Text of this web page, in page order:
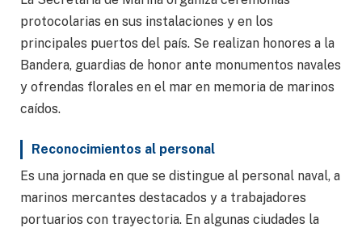
protocolarias en sus instalaciones y en los
principales puertos del país. Se realizan honores a la
Bandera, guardias de honor ante monumentos navales
y ofrendas florales en el mar en memoria de marinos
caídos.
Reconocimientos al personal
Es una jornada en que se distingue al personal naval, a
marinos mercantes destacados y a trabajadores
portuarios con trayectoria. En algunas ciudades la